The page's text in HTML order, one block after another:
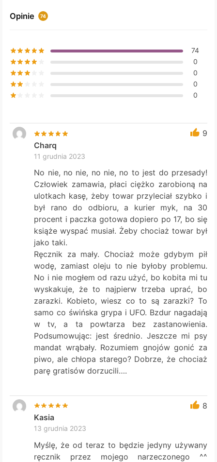
the
Opinie 74
74
0
0
0
0
9
Charq
11 grudnia 2023
No nie, no nie, no nie, no to jest do przesady!
Człowiek zamawia, płaci ciężko zarobioną na
ulotkach kasę, żeby towar przyleciał szybko i
był rano do odbioru, a kurier myk, na 30
procent i paczka gotowa dopiero po 17, bo się
książe wyspać musiał. Żeby chociaż towar był
jako taki.
Ręcznik za mały. Chociaż może gdybym pił
wodę, zamiast oleju to nie byłoby problemu.
No i nie mogłem od razu użyć, bo kobita mi tu
wyskakuje, że to najpierw trzeba uprać, bo
zarazki. Kobieto, wiesz co to są zarazki? To
samo co świńska grypa i UFO. Bzdur nagadają
w tv, a ta powtarza bez zastanowienia.
Podsumowując: jest średnio. Jeszcze mi psy
mandat wrąbały. Rozumiem gnojów gonić za
piwo, ale chłopa starego? Dobrze, że chociaż
parę gratisów dorzucili….
8
Kasia
13 grudnia 2023
Myślę, że od teraz to będzie jedyny używany
ręcznik przez mojego narzeczonego ^^